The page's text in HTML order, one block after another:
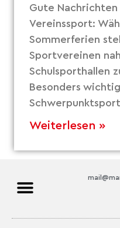
Gute
Vereinssport:
Sommerferien
Sportvereinen
Schulsporthallen
Besonders
Weiterlesen »